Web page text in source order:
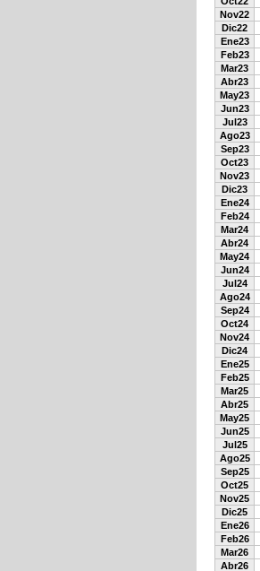
Nov22
Dic22
Ene23
Feb23
Mar23
Abr23
May23
Jun23
Jul23
Ago23
Sep23
Oct23
Nov23
Dic23
Ene24
Feb24
Mar24
Abr24
May24
Jun24
Jul24
Ago24
Sep24
Oct24
Nov24
Dic24
Ene25
Feb25
Mar25
Abr25
May25
Jun25
Jul25
Ago25
Sep25
Oct25
Nov25
Dic25
Ene26
Feb26
Mar26
Abr26